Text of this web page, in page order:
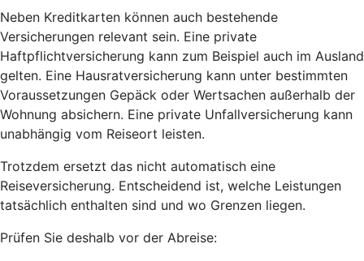
Neben Kreditkarten können auch bestehende
Versicherungen relevant sein. Eine private
Haftpflichtversicherung kann zum Beispiel auch im Ausland
gelten. Eine Hausratversicherung kann unter bestimmten
Voraussetzungen Gepäck oder Wertsachen außerhalb der
Wohnung absichern. Eine private Unfallversicherung kann
unabhängig vom Reiseort leisten.
Trotzdem ersetzt das nicht automatisch eine
Reiseversicherung. Entscheidend ist, welche Leistungen
tatsächlich enthalten sind und wo Grenzen liegen.
Prüfen Sie deshalb vor der Abreise: